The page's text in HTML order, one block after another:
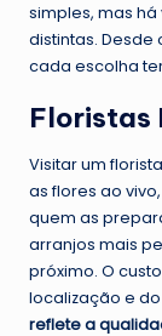
simples, mas
distintas. Desde
cada escolha
Floristas
Visitar um
as flores ao
quem as
arranjos mais
próximo. O
localização e
reflete a